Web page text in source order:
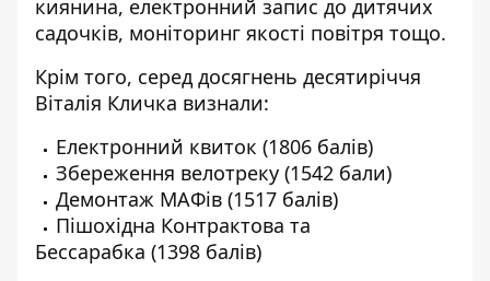
киянина, електронний запис до дитячих
садочків, моніторинг якості повітря тощо.
Крім того, серед досягнень десятиріччя
Віталія Кличка визнали:
Електронний квиток (1806 балів)
Збереження велотреку (1542 бали)
Демонтаж МАФів (1517 балів)
Пішохідна Контрактова та
Бессарабка (1398 балів)